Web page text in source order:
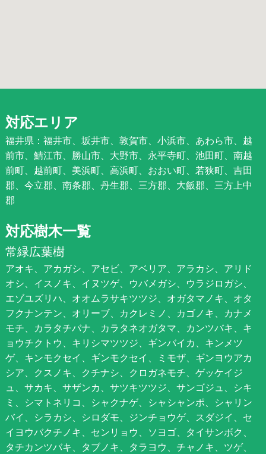
対応エリア
福井県：福井市、坂井市、敦賀市、小浜市、あわら市、越
前市、鯖江市、勝山市、大野市、永平寺町、池田町、南越
前町、越前町、美浜町、高浜町、おおい町、若狭町、吉田
郡、今立郡、南条郡、丹生郡、三方郡、大飯郡、三方上中
郡
対応樹木一覧
常緑広葉樹
アオキ、アカガシ、アセビ、アベリア、アラカシ、アリド
オシ、イスノキ、イヌツゲ、ウバメガシ、ウラジロガシ、
エゾユズリハ、オオムラサキツツジ、オガタマノキ、オタ
フクナンテン、オリーブ、カクレミノ、カゴノキ、カナメ
モチ、カラタチバナ、カラタネオガタマ、カンツバキ、キ
ョウチクトウ、キリシマツツジ、ギンバイカ、キンメツ
ゲ、キンモクセイ、ギンモクセイ、ミモザ、ギンヨウアカ
シア、クスノキ、クチナシ、クロガネモチ、ゲッケイジ
ュ、サカキ、サザンカ、サツキツツジ、サンゴジュ、シキ
ミ、シマトネリコ、シャクナゲ、シャシャンポ、シャリン
バイ、シラカシ、シロダモ、ジンチョウゲ、スダジイ、セ
イヨウバクチノキ、センリョウ、ソヨゴ、タイサンボク、
タチカンツバキ、タブノキ、タラヨウ、チャノキ、ツゲ、